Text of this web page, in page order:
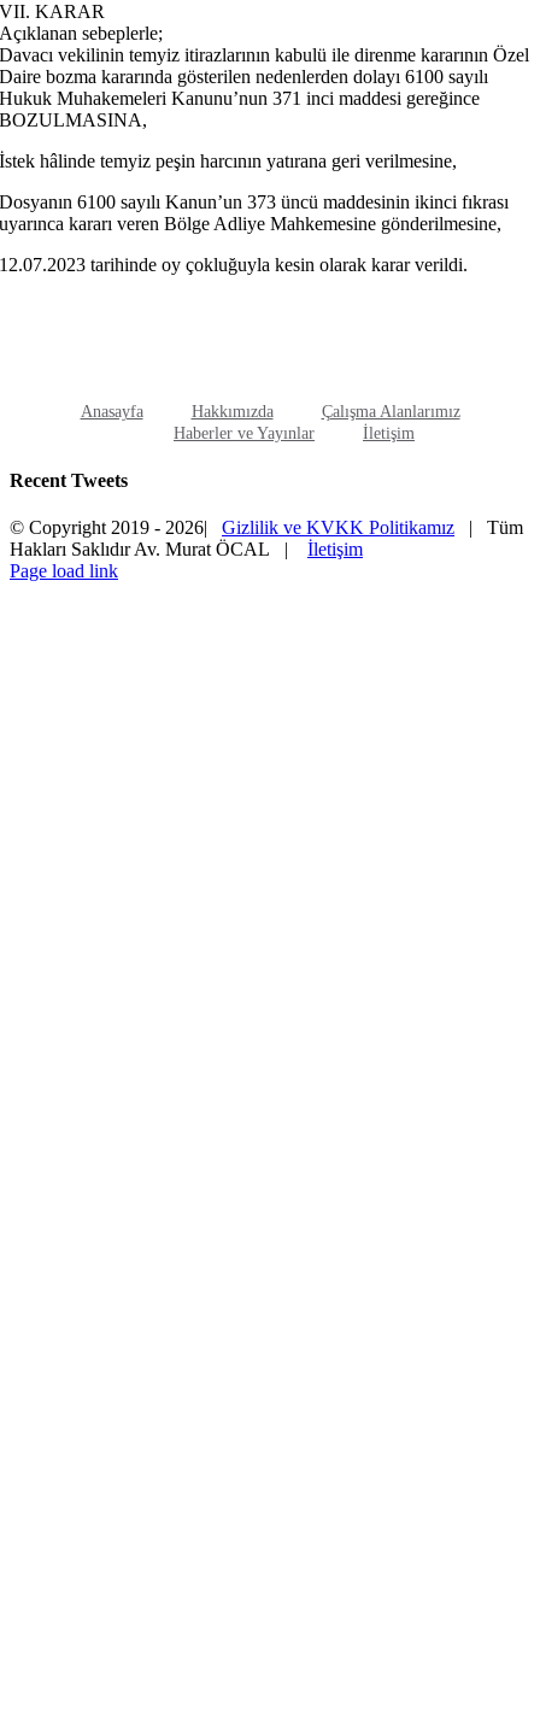
VII. KARAR
Açıklanan sebeplerle;
Davacı vekilinin temyiz itirazlarının kabulü ile direnme kararının Özel
Daire bozma kararında gösterilen nedenlerden dolayı 6100 sayılı
Hukuk Muhakemeleri Kanunu’nun 371 inci maddesi gereğince
BOZULMASINA,
İstek hâlinde temyiz peşin harcının yatırana geri verilmesine,
Dosyanın 6100 sayılı Kanun’un 373 üncü maddesinin ikinci fıkrası
uyarınca kararı veren Bölge Adliye Mahkemesine gönderilmesine,
12.07.2023 tarihinde oy çokluğuyla kesin olarak karar verildi.
Anasayfa Hakkımızda
Çalışma Alanlarımız
Haberler ve Yayınlar
İletişim
Recent Tweets
© Copyright 2019 - 2026| Gizlilik ve KVKK Politikamız | Tüm
Hakları Saklıdır Av. Murat ÖCAL | İletişim
Page load link